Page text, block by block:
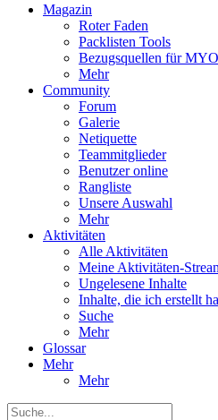
Magazin
Roter Faden
Packlisten Tools
Bezugsquellen für
Mehr
Community
Forum
Galerie
Netiquette
Teammitglieder
Benutzer online
Rangliste
Unsere Auswahl
Mehr
Aktivitäten
Alle Aktivitäten
Meine Aktivitäten-
Ungelesene Inhalte
Inhalte, die ich erstellt
Suche
Mehr
Glossar
Mehr
Mehr